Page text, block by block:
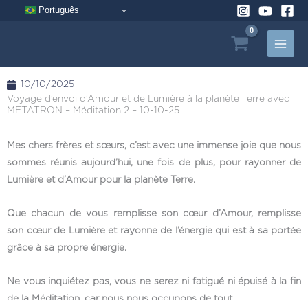
Português
10/10/2025
Voyage d’envoi d’Amour et de Lumière à la planète Terre avec
METATRON – Méditation 2 – 10-10-25
Mes chers frères et sœurs, c’est avec une immense joie que nous
sommes réunis aujourd’hui, une fois de plus, pour rayonner de
Lumière et d’Amour pour la planète Terre.
Que chacun de vous remplisse son cœur d’Amour, remplisse
son cœur de Lumière et rayonne de l’énergie qui est à sa portée
grâce à sa propre énergie.
Ne vous inquiétez pas, vous ne serez ni fatigué ni épuisé à la fin